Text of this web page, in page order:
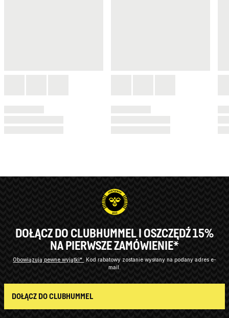
DOŁĄCZ DO CLUBHUMMEL I OSZCZĘDŹ 15%
NA PIERWSZE ZAMÓWIENIE*
Obowiązują pewne wyjątki*
Kod rabatowy zostanie wysłany na podany adres e-
mail.
DOŁĄCZ DO CLUBHUMMEL